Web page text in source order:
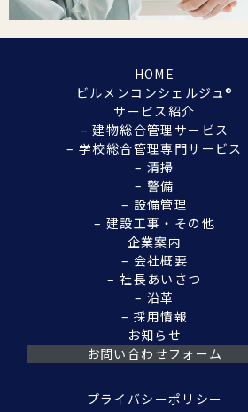
HOME
ビルメンコンシェルジュ®︎
サービス紹介
– 建物総合管理サービス
– 学校総合管理専門サービス
– 清掃
– 警備
– 設備管理
– 建設工事・その他
企業案内
– 会社概要
– 社長あいさつ
– 沿革
– 採用情報
お知らせ
お問い合わせフォーム
プライバシーポリシー